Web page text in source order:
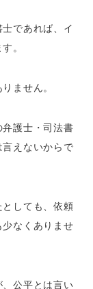
であれば、イ
。
ません。
弁護士・司法書
えないからで
しても、依頼
少なくありませ
公平とは言い